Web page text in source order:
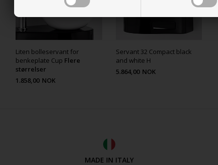
Liten bolleservant for
benkeplate Cup Flere
størrelser
1.858,00 NOK
Servant 32 Compact black
and white H
5.864,00 NOK
MADE IN ITALY